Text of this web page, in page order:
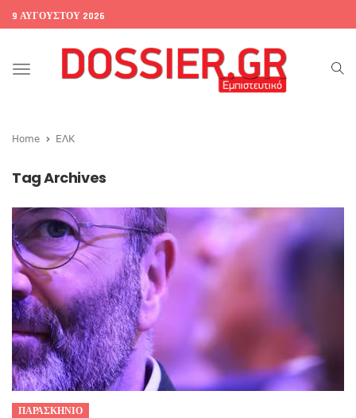
9 ΑΥΓΟΎΣΤΟΥ 2026
Toggle
Home ΕΛΚ
Tag Archives
ΠΑΡΑΣΚΗΝΙΟ